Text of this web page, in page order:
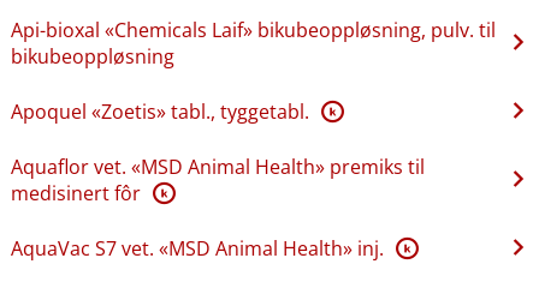
Api-bioxal «Chemicals Laif» bikubeoppløsning, pulv. til
bikubeoppløsning
Apoquel «Zoetis» tabl., tyggetabl. K
Aquaflor vet. «MSD Animal Health» premiks til
medisinert fôr K
AquaVac S7 vet. «MSD Animal Health» inj. K